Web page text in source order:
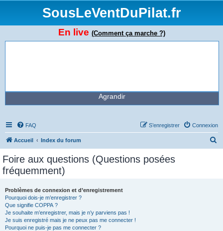
SousLeVentDuPilat.fr
En live (Comment ça marche ?)
Agrandir
FAQ Connexion
S’enregistrer
Accueil Index du forum
Foire aux questions (Questions posées
fréquemment)
Problèmes de connexion et d’enregistrement
Pourquoi dois-je m’enregistrer ?
Que signifie COPPA ?
Je souhaite m’enregistrer, mais je n’y parviens pas !
Je suis enregistré mais je ne peux pas me connecter !
Pourquoi ne puis-je pas me connecter ?